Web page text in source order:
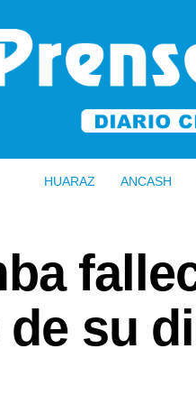
HUARAZ ANCASH
su